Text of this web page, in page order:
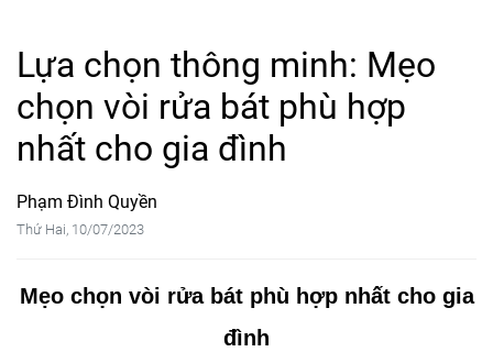
Lựa chọn thông minh: Mẹo
chọn vòi rửa bát phù hợp
nhất cho gia đình
Phạm Đình Quyền
Thứ Hai, 10/07/2023
Mẹo chọn vòi rửa bát phù hợp nhất cho gia
đình